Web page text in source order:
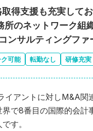
取得支援も充実して
所のネットワーク
ンサルティングファ
可能 転勤なし 研修充実
イアントに対しM&A
で8番目の国際的会
す。